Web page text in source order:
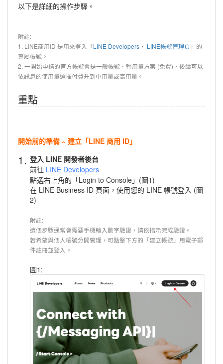
以下是詳細的操作步驟。
附註:
1. LINE商用ID 是用來登入「LINE Developers 、 LINE帳號管理頁 」的
專屬帳號。
2. 一開始申請的官方帳號會是一般帳號、輕用量方案 (免費)，後續可以
依訊息的使用量選擇付費升到中用量或高用量。
重點
開始前的準備 ~ 建立「LINE 商用 ID」
1. 登入 LINE 開發者後台
前往 LINE Developers
點選右上角的「Login to Console」(圖1)
在 LINE Business ID 頁面，使用您的 LINE 帳號登入 (圖
2)
附註:
這個步驟通常會需要手機輸入數字驗證，請依指示完成驗證。
若希望與個人帳號分開管理，可點擊下方的「建立帳號」用電子郵
件註冊並登入。
圖1: